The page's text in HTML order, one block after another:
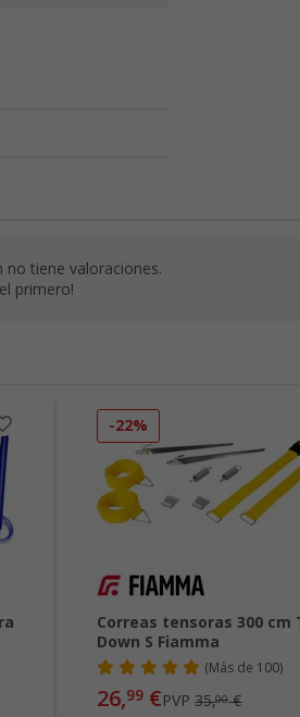
no tiene valoraciones.
el primero!
-22%
Correas tensoras 300 cm
Down S Fiamma
( Más de 100)
26,99 €PVP35,00€